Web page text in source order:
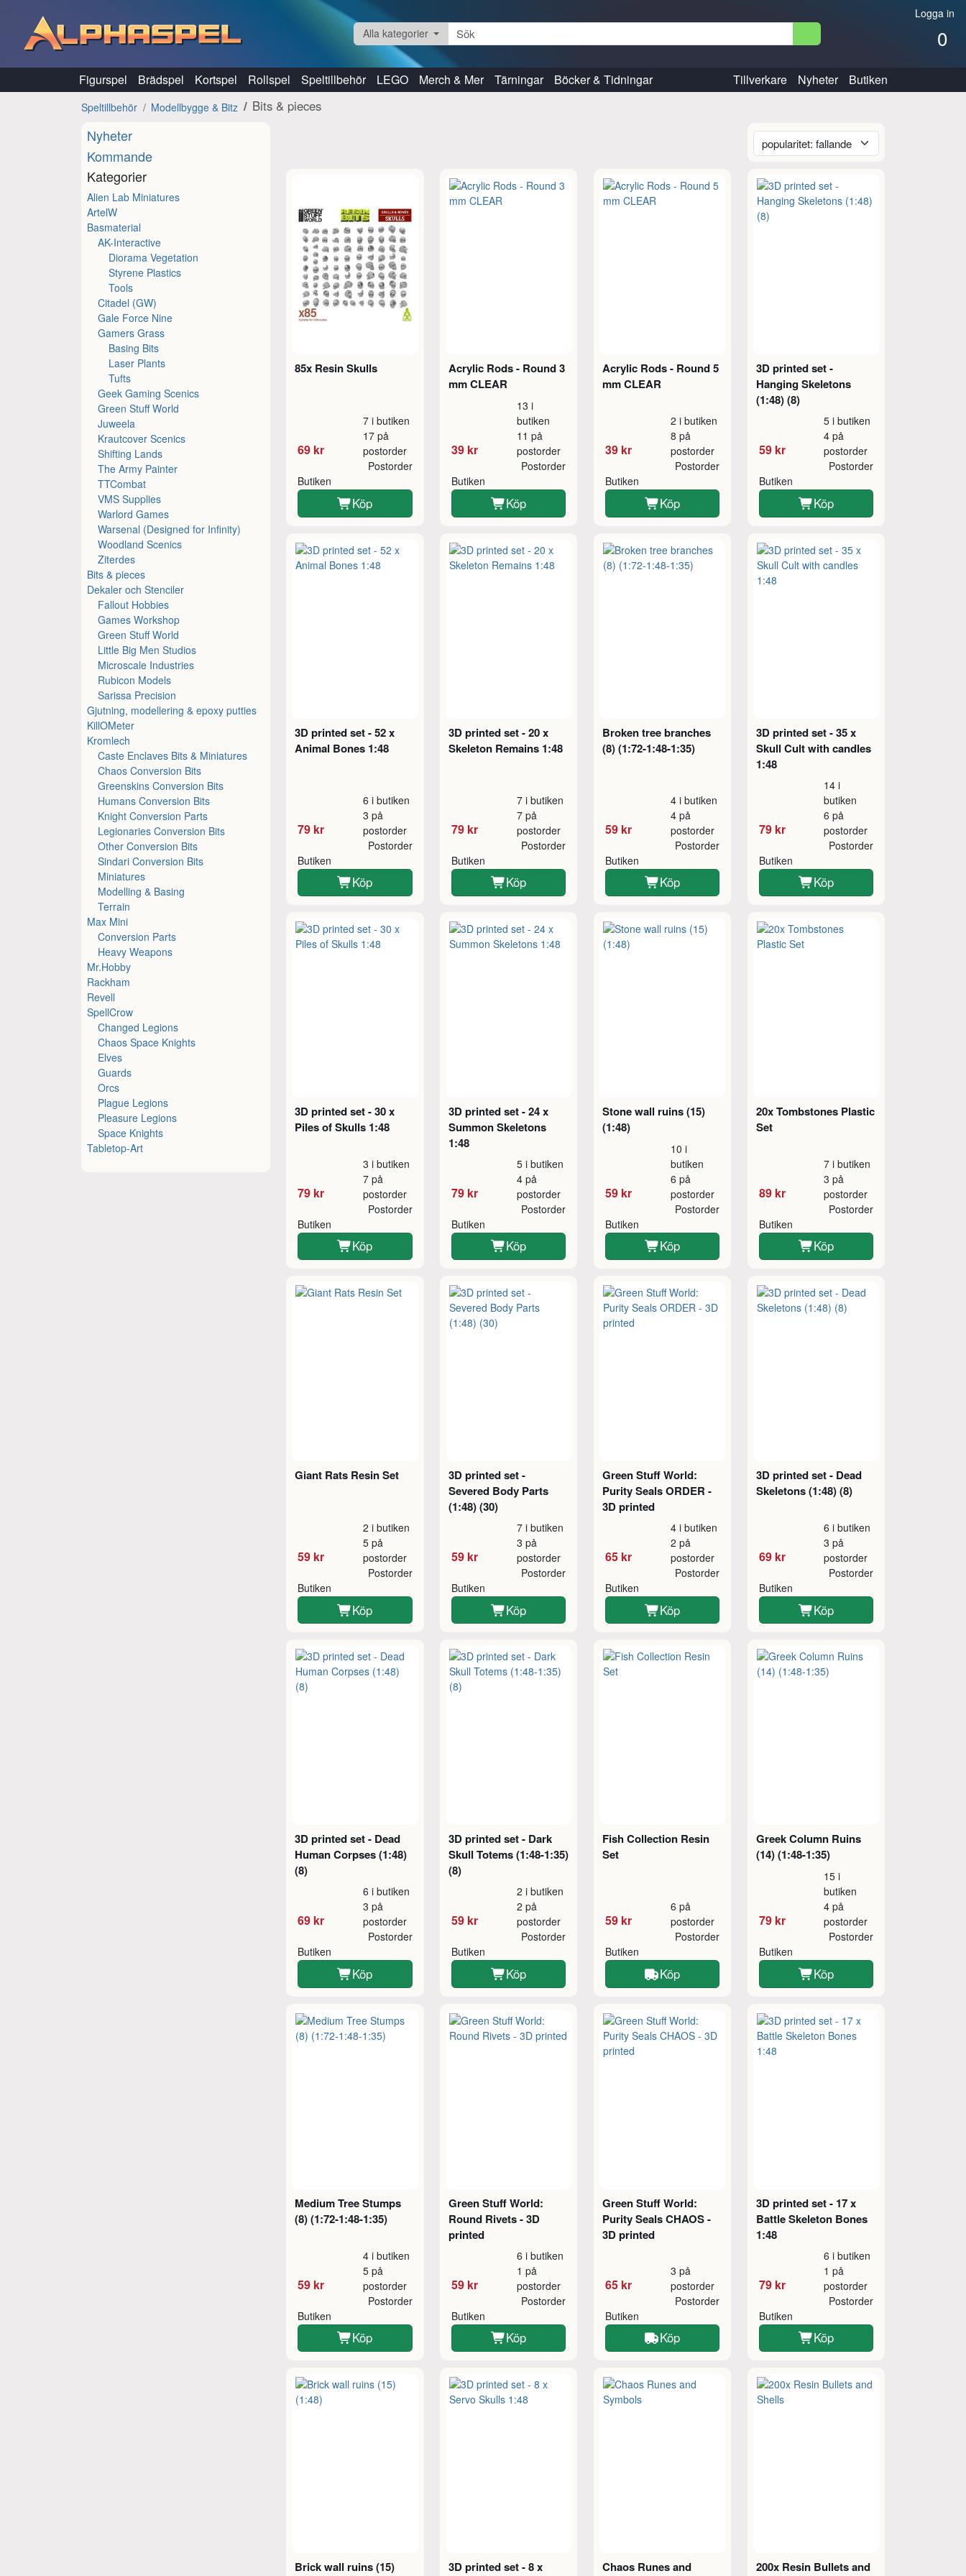
Logga in
0
Alla kategorier
Figurspel Brädspel Kortspel Rollspel Speltillbehör LEGO Merch & Mer Tärningar Böcker & Tidningar Tillverkare Nyheter Butiken
Speltillbehör Modellbygge & Bitz Bits & pieces
Nyheter
Kommande
Kategorier
Alien Lab Miniatures
ArtelW
Basmaterial
AK-Interactive
Diorama Vegetation
Styrene Plastics
Tools
Citadel (GW)
Gale Force Nine
Gamers Grass
Basing Bits
Laser Plants
Tufts
Geek Gaming Scenics
Green Stuff World
Juweela
Krautcover Scenics
Shifting Lands
The Army Painter
TTCombat
VMS Supplies
Warlord Games
Warsenal (Designed for Infinity)
Woodland Scenics
Ziterdes
Bits & pieces
Dekaler och Stenciler
Fallout Hobbies
Games Workshop
Green Stuff World
Little Big Men Studios
Microscale Industries
Rubicon Models
Sarissa Precision
Gjutning, modellering & epoxy putties
KillOMeter
Kromlech
Caste Enclaves Bits & Miniatures
Chaos Conversion Bits
Greenskins Conversion Bits
Humans Conversion Bits
Knight Conversion Parts
Legionaries Conversion Bits
Other Conversion Bits
Sindari Conversion Bits
Miniatures
Modelling & Basing
Terrain
Max Mini
Conversion Parts
Heavy Weapons
Mr.Hobby
Rackham
Revell
SpellCrow
Changed Legions
Chaos Space Knights
Elves
Guards
Orcs
Plague Legions
Pleasure Legions
Space Knights
Tabletop-Art
85x Resin Skulls
69 kr
7 i butiken
17 på
postorder
Butiken
Postorder
Köp
Acrylic Rods - Round 3
mm CLEAR
39 kr
13 i
butiken
11 på
postorder
Butiken
Postorder
Köp
Acrylic Rods - Round 5
mm CLEAR
39 kr
2 i butiken
8 på
postorder
Butiken
Postorder
Köp
3D printed set -
Hanging Skeletons
(1:48) (8)
59 kr
5 i butiken
4 på
postorder
Butiken
Postorder
Köp
3D printed set - 52 x
Animal Bones 1:48
79 kr
6 i butiken
3 på
postorder
Butiken
Postorder
Köp
3D printed set - 20 x
Skeleton Remains 1:48
79 kr
7 i butiken
7 på
postorder
Butiken
Postorder
Köp
Broken tree branches
(8) (1:72-1:48-1:35)
59 kr
4 i butiken
4 på
postorder
Butiken
Postorder
Köp
3D printed set - 35 x
Skull Cult with candles
1:48
79 kr
14 i
butiken
6 på
postorder
Butiken
Postorder
Köp
3D printed set - 30 x
Piles of Skulls 1:48
79 kr
3 i butiken
7 på
postorder
Butiken
Postorder
Köp
3D printed set - 24 x
Summon Skeletons
1:48
79 kr
5 i butiken
4 på
postorder
Butiken
Postorder
Köp
Stone wall ruins (15)
(1:48)
59 kr
10 i
butiken
6 på
postorder
Butiken
Postorder
Köp
20x Tombstones Plastic
Set
89 kr
7 i butiken
3 på
postorder
Butiken
Postorder
Köp
Giant Rats Resin Set
59 kr
2 i butiken
5 på
postorder
Butiken
Postorder
Köp
3D printed set -
Severed Body Parts
(1:48) (30)
59 kr
7 i butiken
3 på
postorder
Butiken
Postorder
Köp
Green Stuff World:
Purity Seals ORDER -
3D printed
65 kr
4 i butiken
2 på
postorder
Butiken
Postorder
Köp
3D printed set - Dead
Skeletons (1:48) (8)
69 kr
6 i butiken
3 på
postorder
Butiken
Postorder
Köp
3D printed set - Dead
Human Corpses (1:48)
(8)
69 kr
6 i butiken
3 på
postorder
Butiken
Postorder
Köp
3D printed set - Dark
Skull Totems (1:48-1:35)
(8)
59 kr
2 i butiken
2 på
postorder
Butiken
Postorder
Köp
Fish Collection Resin
Set
59 kr
6 på
postorder
Butiken
Postorder
Köp
Greek Column Ruins
(14) (1:48-1:35)
79 kr
15 i
butiken
4 på
postorder
Butiken
Postorder
Köp
Medium Tree Stumps
(8) (1:72-1:48-1:35)
59 kr
4 i butiken
5 på
postorder
Butiken
Postorder
Köp
Green Stuff World:
Round Rivets - 3D
printed
59 kr
6 i butiken
1 på
postorder
Butiken
Postorder
Köp
Green Stuff World:
Purity Seals CHAOS -
3D printed
65 kr
3 på
postorder
Butiken
Postorder
Köp
3D printed set - 17 x
Battle Skeleton Bones
1:48
79 kr
6 i butiken
1 på
postorder
Butiken
Postorder
Köp
Brick wall ruins (15)
3D printed set - 8 x
Chaos Runes and
200x Resin Bullets and